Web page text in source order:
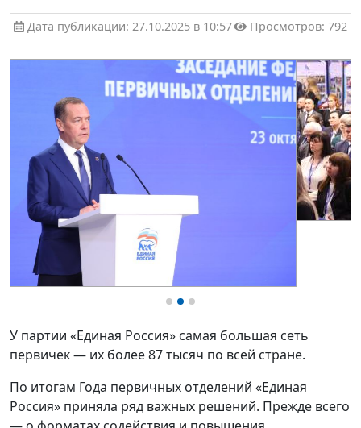
Дата публикации: 27.10.2025 в 10:57 Просмотров: 792
У партии «Единая Россия»
первичек — их более 87 тысяч по всей стране.
Россия» приняла ряд важных решений. Прежде всего
— о форматах содействия и повышения
эффективности работы первичек, их помощи
жителям, подчеркнул председатель партии Дмитрий
Медведев.